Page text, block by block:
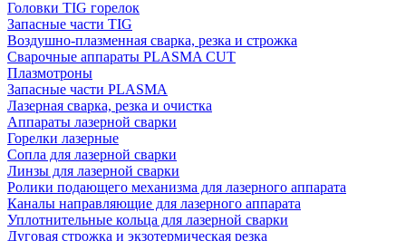
Головки TIG горелок
Запасные части TIG
Воздушно-плазменная сварка, резка и строжка
Сварочные аппараты PLASMA CUT
Плазмотроны
Запасные части PLASMA
Лазерная сварка, резка и очистка
Аппараты лазерной сварки
Горелки лазерные
Сопла для лазерной сварки
Линзы для лазерной сварки
Ролики подающего механизма для лазерного аппарата
Каналы направляющие для лазерного аппарата
Уплотнительные кольца для лазерной сварки
Дуговая строжка и экзотермическая резка